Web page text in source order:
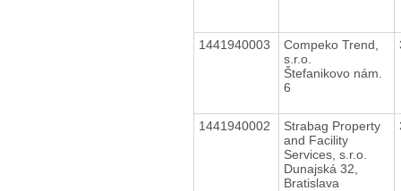
1441940003
Compeko Trend,
s.r.o.
Štefanikovo nám.
6
1441940002
Strabag Property
and Facility
Services, s.r.o.
Dunajská 32,
Bratislava